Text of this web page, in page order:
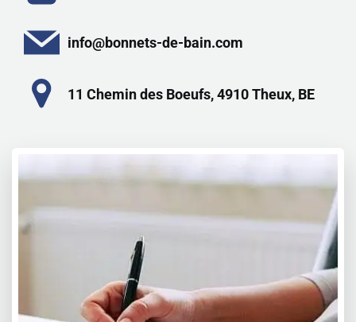
info@bonnets-de-bain.com
11 Chemin des Boeufs, 4910 Theux, BE